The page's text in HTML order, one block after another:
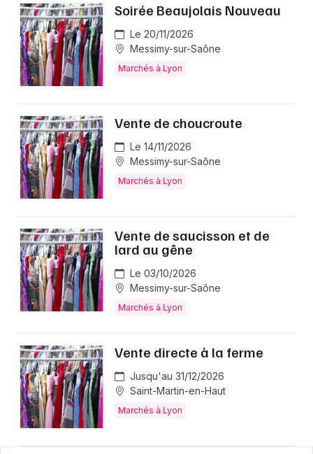
Soirée Beaujolais Nouveau
Le 20/11/2026
Messimy-sur-Saône
Marchés à Lyon
Vente de choucroute
Le 14/11/2026
Messimy-sur-Saône
Marchés à Lyon
Vente de saucisson et de
lard au gêne
Le 03/10/2026
Messimy-sur-Saône
Marchés à Lyon
Vente directe à la ferme
Jusqu'au 31/12/2026
Saint-Martin-en-Haut
Marchés à Lyon